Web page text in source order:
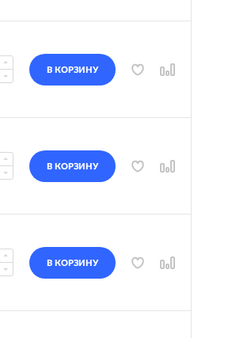
В КОРЗИНУ
В КОРЗИНУ
В КОРЗИНУ